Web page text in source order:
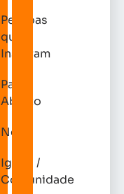
Pessoas
que
Inspiram
Papo
Aberto
News
Igreja /
Comunidade